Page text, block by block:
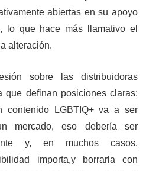
abiertas en su apoyo
lo que hace más llamativo el
alteración.
sobre las distribuidoras
que definan posiciones claras:
contenido LGBTIQ+ va a ser
mercado, eso debería ser
y, en muchos casos,
importa,y borrarla con